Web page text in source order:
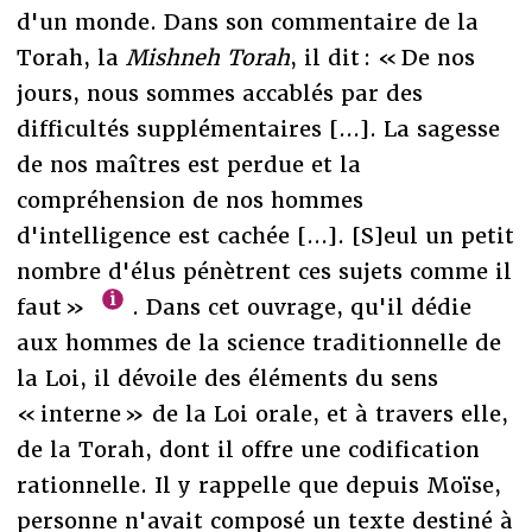
d'un monde. Dans son commentaire de la
Torah, la Mishneh Torah, il dit : « De nos
jours, nous sommes accablés par des
difficultés supplémentaires [...]. La sagesse
de nos maîtres est perdue et la
compréhension de nos hommes
d'intelligence est cachée [...]. [S]eul un petit
nombre d'élus pénètrent ces sujets comme il
faut »
. Dans cet ouvrage, qu'il dédie
aux hommes de la science traditionnelle de
la Loi, il dévoile des éléments du sens
« interne » de la Loi orale, et à travers elle,
de la Torah, dont il offre une codification
rationnelle. Il y rappelle que depuis Moïse,
personne n'avait composé un texte destiné à